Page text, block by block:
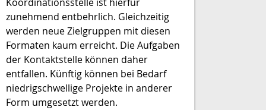
Koordinationsstelle ist hierfür
zunehmend entbehrlich. Gleichzeitig
werden neue Zielgruppen mit diesen
Formaten kaum erreicht. Die Aufgaben
der Kontaktstelle können daher
entfallen. Künftig können bei Bedarf
niedrigschwellige Projekte in anderer
Form umgesetzt werden.